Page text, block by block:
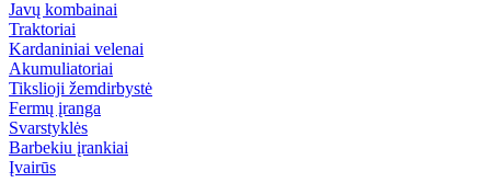
Javų kombainai
Traktoriai
Kardaniniai velenai
Akumuliatoriai
Tikslioji žemdirbystė
Fermų įranga
Svarstyklės
Barbekiu įrankiai
Įvairūs